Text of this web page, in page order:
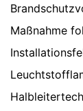
Maßnahme